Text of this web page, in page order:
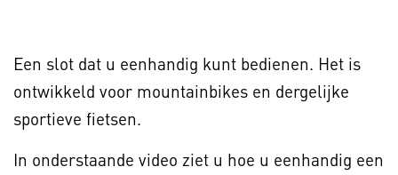
Een slot dat u eenhandig kunt bedienen. Het is
ontwikkeld voor mountainbikes en dergelijke
sportieve fietsen.
In onderstaande video ziet u hoe u eenhandig een